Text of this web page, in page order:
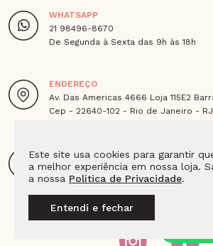
Este site usa cookies para garantir
a melhor experiência em nossa loja.
a nossa Política de Privacidade.
Entendi e fechar
WHATSAPP
21 98496-8670
De Segunda à Sexta das 9h às 18h
ENDEREÇO
Av. Das Americas 4666 Loja 115E2
Cep - 22640-102 - Rio de Janeiro - RJ
E-MAIL
sac@joiaslulean.com.br
SIGA A LULEAN NAS